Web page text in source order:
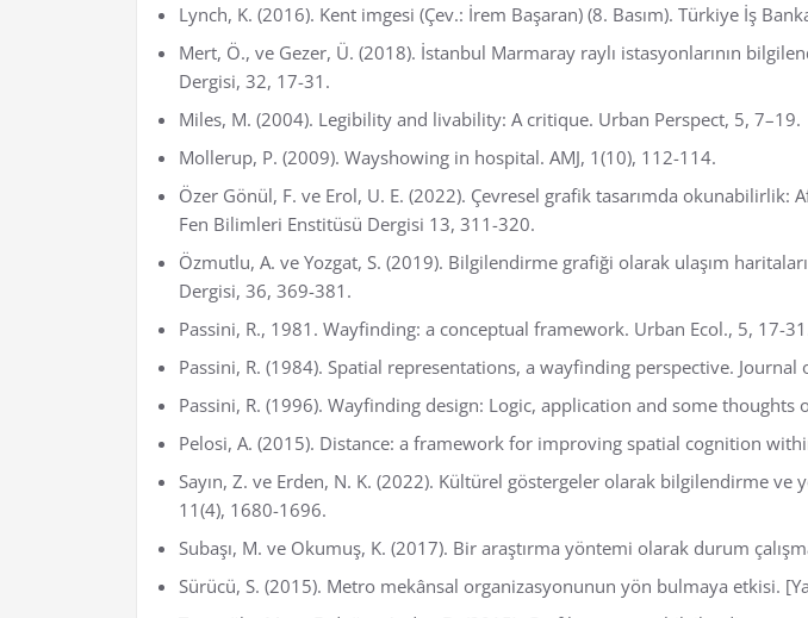
Lynch, K. (2016). Kent imgesi (Çev.: İrem Başaran) (8. Basım). Türkiye İş
Mert, Ö., ve Gezer, Ü. (2018). İstanbul Marmaray raylı istasyonlarının
Dergisi, 32, 17-31.
Miles, M. (2004). Legibility and livability: A critique. Urban Perspect, 5, 7–19.
Mollerup, P. (2009). Wayshowing in hospital. AMJ, 1(10), 112-114.
Özer Gönül, F. ve Erol, U. E. (2022). Çevresel grafik tasarımda
Fen Bilimleri Enstitüsü Dergisi 13, 311-320.
Özmutlu, A. ve Yozgat, S. (2019). Bilgilendirme grafiği olarak ulaşım
Dergisi, 36, 369-381.
Passini, R., 1981. Wayfinding: a conceptual framework. Urban Ecol., 5, 17-
Passini, R. (1984). Spatial representations, a wayfinding perspective.
Passini, R. (1996). Wayfinding design: Logic, application and some
Pelosi, A. (2015). Distance: a framework for improving spatial cognition
Sayın, Z. ve Erden, N. K. (2022). Kültürel göstergeler olarak bilgilendirme
11(4), 1680-1696.
Subaşı, M. ve Okumuş, K. (2017). Bir araştırma yöntemi olarak durum
Sürücü, S. (2015). Metro mekânsal organizasyonunun yön bulmaya etkisi.